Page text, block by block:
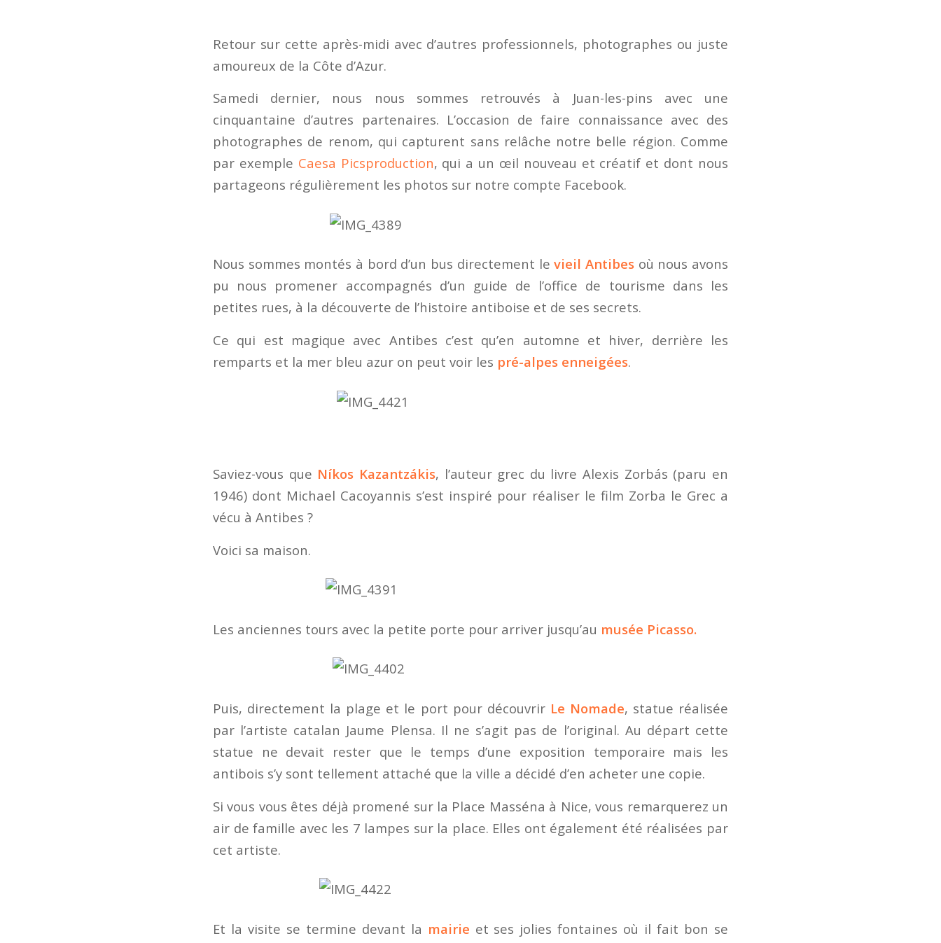
Retour sur cette après-midi avec d’autres professionnels, photographes ou juste
amoureux de la Côte d’Azur.
Samedi dernier, nous nous sommes retrouvés à Juan-les-pins avec une
cinquantaine d’autres partenaires. L’occasion de faire connaissance avec des
photographes de renom, qui capturent sans relâche notre belle région. Comme
par exemple Caesa Picsproduction, qui a un œil nouveau et créatif et dont nous
partageons régulièrement les photos sur notre compte Facebook.
Nous sommes montés à bord d’un bus directement levieil Antibesoù nous avons
pu nous promener accompagnés d’un guide de l’office de tourisme dans les
petites rues, à la découverte de l’histoire antiboise et de ses secrets.
Ce qui est magique avec Antibes c’est qu’en automne et hiver, derrière les
remparts et la mer bleu azur on peut voir les pré-alpes enneigées.
Saviez-vous que Níkos Kazantzákis, l’auteur grec du livreAlexis Zorbás (paru en
1946) dont Michael Cacoyannis s’est inspiré pour réaliser le film Zorba le Grec a
vécu à Antibes ?
Voici sa maison.
Les anciennes tours avec la petite porte pour arriver jusqu’au musée Picasso.
Puis, directement la plage et le port pour découvrirLe Nomade, statue réalisée
par l’artiste catalan Jaume Plensa. Il ne s’agit pas de l’original. Au départ cette
statue ne devait rester que le temps d’une exposition temporaire mais les
antibois s’y sont tellement attaché que la ville a décidé d’en acheter une copie.
Si vous vous êtes déjà promené sur la Place Masséna à Nice, vous remarquerez un
air de famille avec les 7 lampes sur la place. Elles ont également été réalisées par
cet artiste.
Et la visite se termine devant la mairie et ses jolies fontaines où il fait bon se